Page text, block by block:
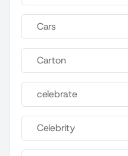
Cars
Carton
celebrate
Celebrity